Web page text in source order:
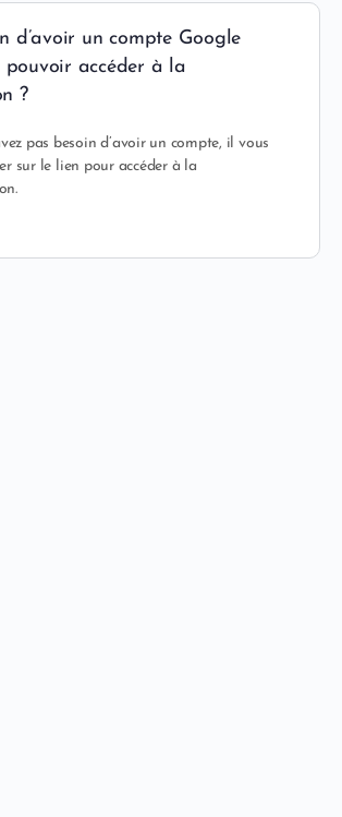
d’avoir un compte Google
pouvoir accéder à la
?
pas besoin d’avoir un compte, il vous
sur le lien pour accéder à la